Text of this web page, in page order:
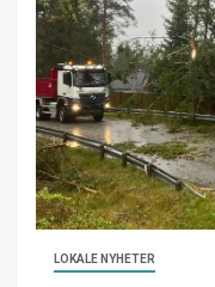
LOKALE NYHETER